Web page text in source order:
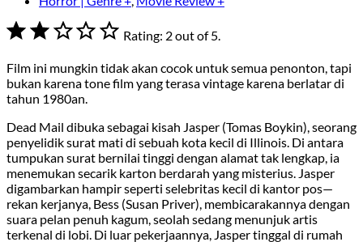
⭐
Rating: 2 out of 5.
Film ini mungkin tidak akan cocok untuk semua penonton, tapi
bukan karena tone film yang terasa vintage karena berlatar di
tahun 1980an.
Dead Mail dibuka sebagai kisah Jasper (Tomas Boykin), seorang
penyelidik surat mati di sebuah kota kecil di Illinois. Di antara
tumpukan surat bernilai tinggi dengan alamat tak lengkap, ia
menemukan secarik karton berdarah yang misterius. Jasper
digambarkan hampir seperti selebritas kecil di kantor pos—
rekan kerjanya, Bess (Susan Priver), membicarakannya dengan
suara pelan penuh kagum, seolah sedang menunjuk artis
terkenal di lobi. Di luar pekerjaannya, Jasper tinggal di rumah